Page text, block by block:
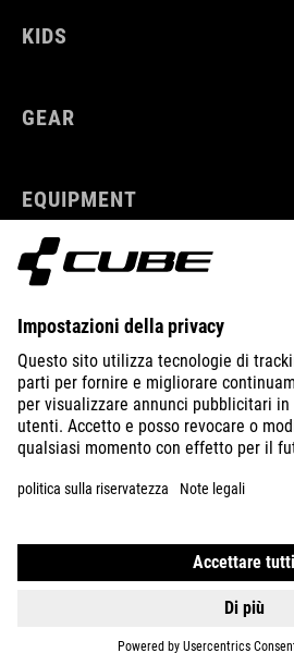
KIDS
GEAR
EQUIPMENT
SUPPORT
ABOUT US
EXPLORE